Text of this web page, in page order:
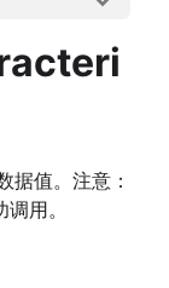
据值。注意：
用。